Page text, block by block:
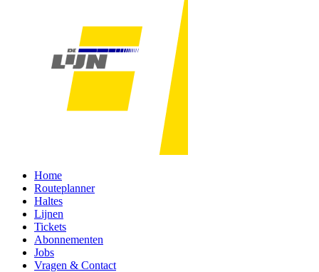
Home
Routeplanner
Haltes
Lijnen
Tickets
Abonnementen
Jobs
Vragen & Contact